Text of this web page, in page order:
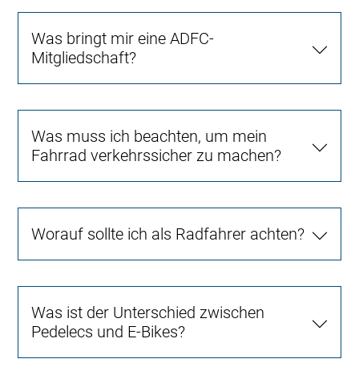
Was bringt mir eine ADFC-
Mitgliedschaft?
Was muss ich beachten, um mein
Fahrrad verkehrssicher zu machen?
Worauf sollte ich als Radfahrer achten?
Was ist der Unterschied zwischen
Pedelecs und E-Bikes?